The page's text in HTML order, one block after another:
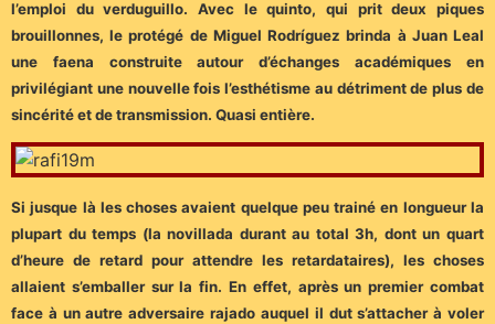
l’emploi du verduguillo. Avec le quinto, qui prit deux piques
brouillonnes, le protégé de Miguel Rodríguez brinda à Juan Leal
une faena construite autour d’échanges académiques en
privilégiant une nouvelle fois l’esthétisme au détriment de plus de
sincérité et de transmission. Quasi entière.
Si jusque là les choses avaient quelque peu trainé en longueur la
plupart du temps (la novillada durant au total 3h, dont un quart
d’heure de retard pour attendre les retardataires), les choses
allaient s’emballer sur la fin. En effet, après un premier combat
face à un autre adversaire rajado auquel il dut s’attacher à voler